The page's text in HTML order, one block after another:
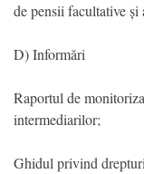
de pensii facultative
D) Informări
Raportul de
intermediarilor;
Ghidul privind